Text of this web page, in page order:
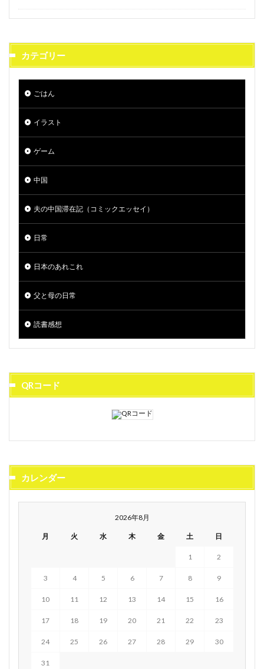
カテゴリー
ごはん
イラスト
ゲーム
中国
夫の中国滞在記（コミックエッセイ）
日常
日本のあれこれ
父と母の日常
読書感想
QRコード
カレンダー
2026年8月
月 火 水 木 金 土 日
1 2
3 4 5 6 7 8 9
10 11 12 13 14 15 16
17 18 19 20 21 22 23
24 25 26 27 28 29 30
31